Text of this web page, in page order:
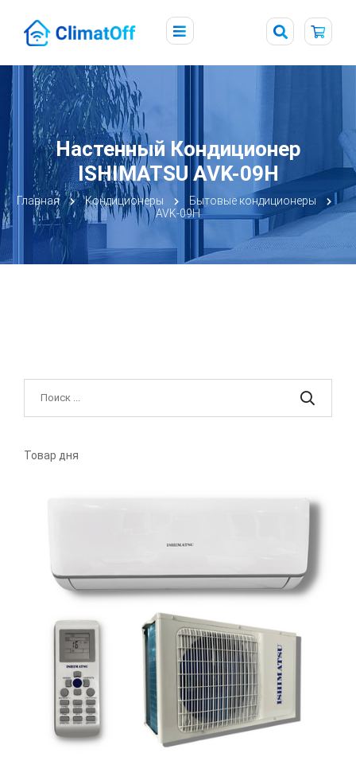
Настенный Кондиционер
ISHIMATSU AVK-09H
Главная Кондиционеры
Бытовые кондиционеры
AVK-09H
Товар дня